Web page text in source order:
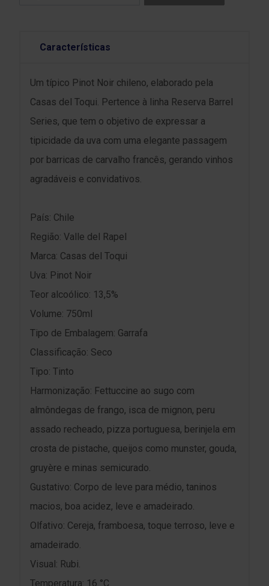
Características
Um típico Pinot Noir chileno, elaborado pela
Casas del Toqui. Pertence à linha Reserva Barrel
Series, que tem o objetivo de expressar a
tipicidade da uva com uma elegante passagem
por barricas de carvalho francês, gerando vinhos
agradáveis e convidativos.
País: Chile
Região: Valle del Rapel
Marca: Casas del Toqui
Uva: Pinot Noir
Teor alcoólico: 13,5%
Volume: 750ml
Tipo de Embalagem: Garrafa
Classificação: Seco
Tipo: Tinto
Harmonização: Fettuccine ao sugo com
almôndegas de frango, isca de mignon, peru
assado recheado, pizza portuguesa, berinjela em
crosta de pistache, queijos como munster, gouda,
gruyère e minas semicurado.
Gustativo: Corpo de leve para médio, taninos
macios, boa acidez, leve e amadeirado.
Olfativo: Cereja, framboesa, toque terroso, leve e
amadeirado.
Visual: Rubi.
Temperatura: 16 °C